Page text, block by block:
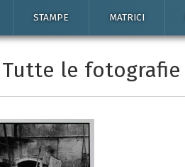
STAMPE MATRICI
le fotografie